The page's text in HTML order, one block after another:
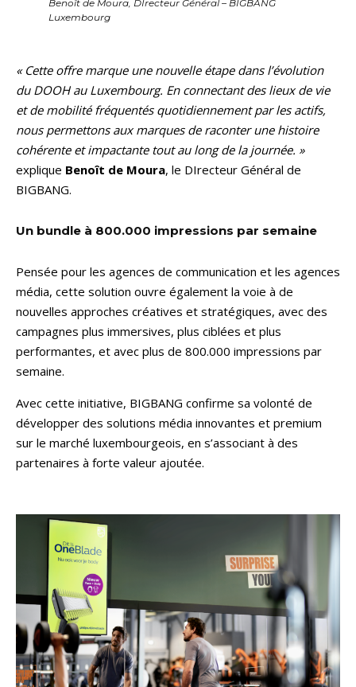
Benoît de Moura, DIrecteur Général – BIGBANG
Luxembourg
« Cette offre marque une nouvelle étape dans l’évolution
du DOOH au Luxembourg. En connectant des lieux de vie
et de mobilité fréquentés quotidiennement par les actifs,
nous permettons aux marques de raconter une histoire
cohérente et impactante tout au long de la journée. »
explique Benoît de Moura, le DIrecteur Général de
BIGBANG.
Un bundle à 800.000 impressions par semaine
Pensée pour les agences de communication et les agences
média, cette solution ouvre également la voie à de
nouvelles approches créatives et stratégiques, avec des
campagnes plus immersives, plus ciblées et plus
performantes, et avec plus de 800.000 impressions par
semaine.
Avec cette initiative, BIGBANG confirme sa volonté de
développer des solutions média innovantes et premium
sur le marché luxembourgeois, en s’associant à des
partenaires à forte valeur ajoutée.